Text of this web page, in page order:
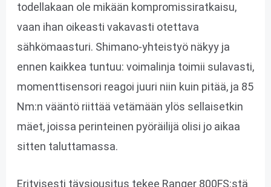
todellakaan ole mikään kompromissiratkaisu,
vaan ihan oikeasti vakavasti otettava
sähkömaasturi. Shimano-yhteistyö näkyy ja
ennen kaikkea tuntuu: voimalinja toimii sulavasti,
momenttisensori reagoi juuri niin kuin pitää, ja 85
Nm:n vääntö riittää vetämään ylös sellaisetkin
mäet, joissa perinteinen pyöräilijä olisi jo aikaa
sitten taluttamassa.
Erityisesti täysjousitus tekee Ranger 800FS:stä